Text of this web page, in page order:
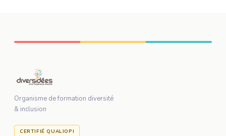
Organisme de formation diversité
& inclusion
CERTIFIÉ QUALIOPI